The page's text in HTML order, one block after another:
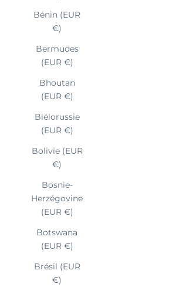
Bénin (EUR
€)
Bermudes
(EUR €)
Bhoutan
(EUR €)
Biélorussie
(EUR €)
Bolivie (EUR
€)
Bosnie-
Herzégovine
(EUR €)
Botswana
(EUR €)
Brésil (EUR
€)